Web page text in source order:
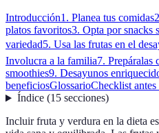
Introducción1. Planea tus comidas
platos favoritos3. Opta por snacks
variedad5. Usa las frutas en el
Involucra a la familia7. Prepáralas
smoothies9. Desayunos
beneficiosGlossarioChecklist
Índice(15 secciones)
Incluir fruta y verdura en la dieta